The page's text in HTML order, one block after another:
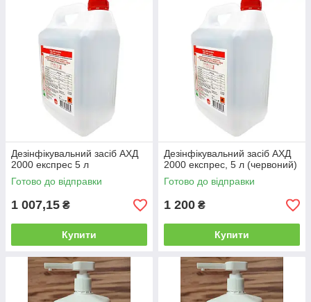
Дезінфікувальний засіб АХД
2000 експрес 5 л
Готово до відправки
1 007,15 ₴
Купити
Дезінфікувальний засіб АХД
2000 експрес, 5 л (червоний)
Готово до відправки
1 200 ₴
Купити